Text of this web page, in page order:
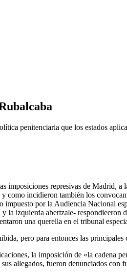
penitenciaria que los estados
represivas de Madrid,
como incidieron también los
por la Audiencia Nacional
izquierda abertzale- respondieeron
una querella en el tribunal
pero para entonces las
la imposición de «la cadena
allegados, fueron denunciados con